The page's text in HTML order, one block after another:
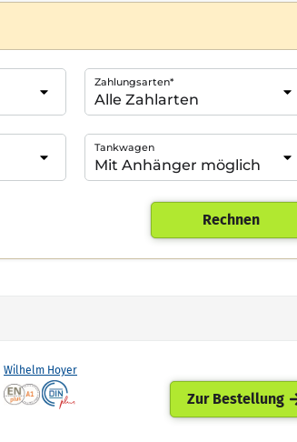
Zahlungsarten*
Tankwagen
Rechnen
Wilhelm Hoyer
Zur Bestellung